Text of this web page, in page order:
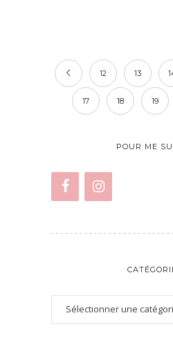
12 13
17 18 19
POUR ME